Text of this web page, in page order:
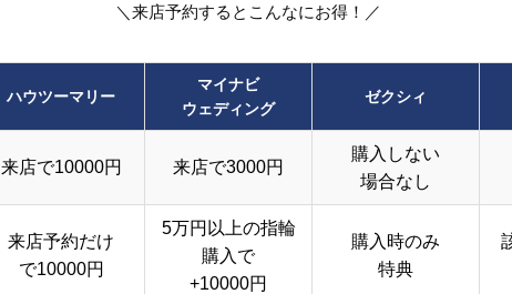
＼来店予約するとこんなにお得！／
ハウツーマリー
マイナビ
ウェディング
ゼクシィ
来店で10000円 来店で3000円
購入しない
場合なし
来店予約だけ
で10000円
5万円以上の指輪
購入で
+10000円
購入時のみ
特典